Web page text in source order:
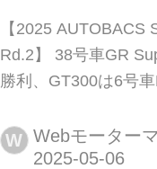
【2025 AUTOBACS
Rd.2】 38号車GR
勝利、GT300は6号
ウェイで「2025
GT Round2 FUJI GT
W Webモーター